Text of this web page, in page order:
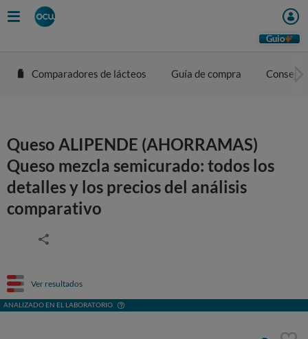
Guio
Comparadores de lácteos Guía de compra
Queso ALIPENDE (AHORRAMAS)
Queso mezcla semicurado: todos los
detalles y los precios del análisis
comparativo
Ver resultados
ANALIZADO EN EL LABORATORIO